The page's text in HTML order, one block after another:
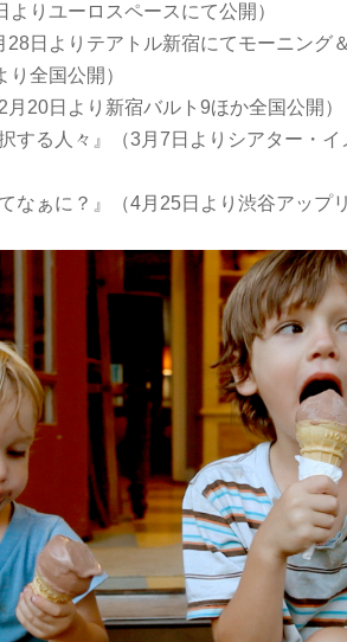
りユーロスペースにて公開）
日よりテアトル新宿にてモーニング
全国公開）
20日より新宿バルト9ほか全国公開）
る人々』（3月7日よりシアター・イ
なぁに？』（4月25日より渋谷アップ